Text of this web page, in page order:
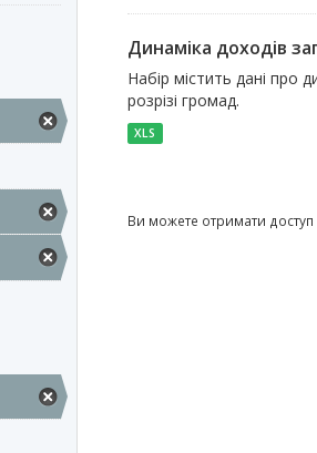
Динаміка доходів
Набір містить дані про
розрізі громад.
XLS
Ви можете отримати